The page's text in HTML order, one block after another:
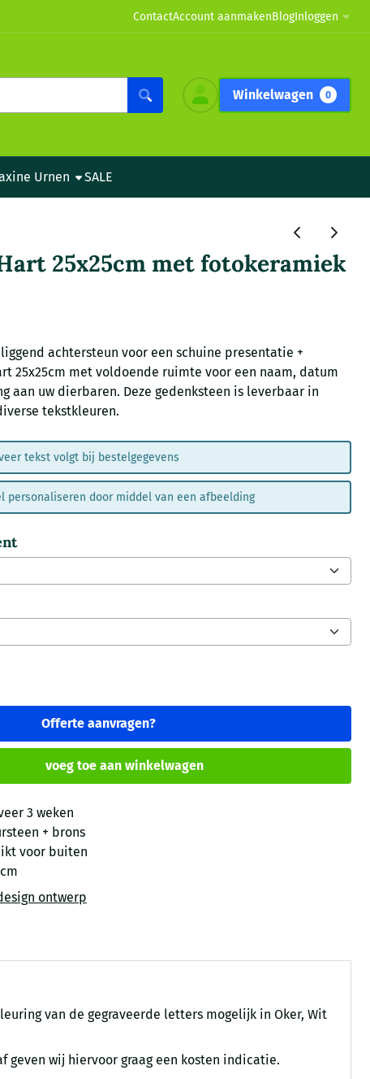
ContactAccount aanmakenBlogInloggen
Winkelwagen 0
Urnen SALE
25x25cm met fotokeramiek
achtersteun voor een schuine presentatie +
25x25cm met voldoende ruimte voor een naam, datum
aan uw dierbaren. Deze gedenksteen is leverbaar in
tekstkleuren.
tekst volgt bij bestelgegevens
personaliseren door middel van een afbeelding
Offerte aanvragen?
voeg toe aan winkelwagen
3 weken
+ brons
voor buiten
ontwerp
van de gegraveerde letters mogelijk in Oker, Wit
wij hiervoor graag een kosten indicatie.